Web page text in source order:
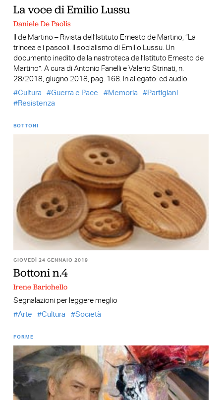
La voce di Emilio Lussu
Daniele De Paolis
Il de Martino – Rivista dell’Istituto Ernesto de Martino, “La
trincea e i pascoli. Il socialismo di Emilio Lussu. Un
documento inedito della nastroteca dell’Istituto Ernesto de
Martino”. A cura di Antonio Fanelli e Valerio Strinati, n.
28/2018, giugno 2018, pag. 168. In allegato: cd audio
Cultura
Guerra e Pace Memoria
Partigiani
Resistenza
BOTTONI
GIOVEDÌ 24 GENNAIO 2019
Bottoni n.4
Irene Barichello
Segnalazioni per leggere meglio
Arte
Cultura Società
FORME